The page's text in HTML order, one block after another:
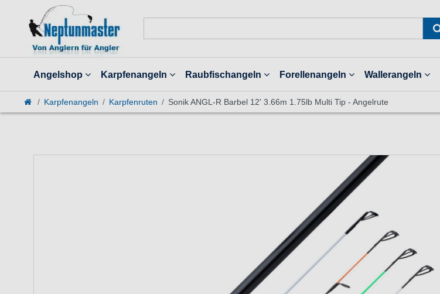
Angelshop Karpfenangeln Raubfischangeln Forellenangeln Wallerangeln
Karpfenangeln Karpfenruten Sonik ANGL-R Barbel 12' 3.66m 1.75lb Multi Tip - Angelrute